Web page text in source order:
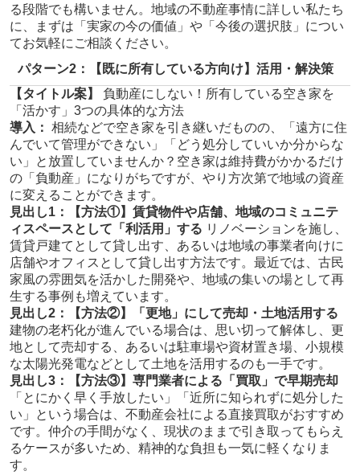
る段階でも構いません。地域の不動産事情に詳しい私たち
に、まずは「実家の今の価値」や「今後の選択肢」につい
てお気軽にご相談ください。
パターン2：【既に所有している方向け】活用・解決策
【タイトル案】
負動産にしない！所有している空き家を
「活かす」3つの具体的な方法
導入： 相続などで空き家を引き継いだものの、「遠方に住
んでいて管理ができない」「どう処分していいか分からな
い」と放置していませんか？空き家は維持費がかかるだけ
の「負動産」になりがちですが、やり方次第で地域の資産
に変えることができます。
見出し1：【方法①】賃貸物件や店舗、地域のコミュニテ
ィスペースとして「利活用」する リノベーションを施し、
賃貸戸建てとして貸し出す、あるいは地域の事業者向けに
店舗やオフィスとして貸し出す方法です。最近では、古民
家風の雰囲気を活かした開発や、地域の集いの場として再
生する事例も増えています。
見出し2：【方法②】「更地」にして売却・土地活用する
建物の老朽化が進んでいる場合は、思い切って解体し、更
地として売却する、あるいは駐車場や資材置き場、小規模
な太陽光発電などとして土地を活用するのも一手です。
見出し3：【方法③】専門業者による「買取」で早期売却
「とにかく早く手放したい」「近所に知られずに処分した
い」という場合は、不動産会社による直接買取がおすすめ
です。仲介の手間がなく、現状のままで引き取ってもらえ
るケースが多いため、精神的な負担も一気に軽くなりま
す。